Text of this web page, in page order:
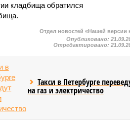
кладбища обратился
Отдел новостей «Нашей версии
Опубликовано:
Отредактировано:
Такси в Петербурге
на газ и электричество